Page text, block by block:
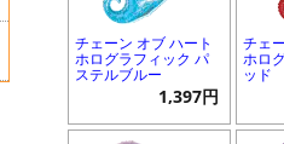
チェーン オブ ハート
ホログラフィック パ
ステルブルー
1,397円
チェ
ホロ
ッド